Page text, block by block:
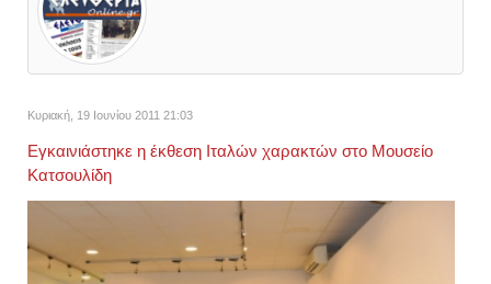
Κυριακή, 19 Ιουνίου 2011 21:03
Εγκαινιάστηκε η έκθεση Ιταλών χαρακτών στο Μουσείο
Κατσουλίδη